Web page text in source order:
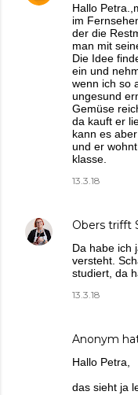
Hallo
im
der die
man mit
Die Idee
ein und
wenn ich so
ungesund
Gemüse
da kauft er
kann es
und er
klasse.
13.3.18
Obers trifft
Da habe ich
versteht.
studiert, da
13.3.18
Anonym
Hallo Petra,
das sieht ja